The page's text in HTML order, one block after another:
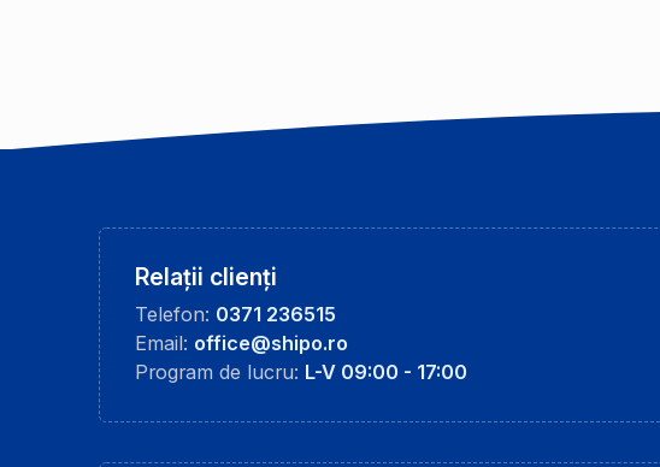
Relații clienți
Telefon: 0371 236515
Email: office@shipo.ro
Program de lucru: L-V 09:00 - 17:00